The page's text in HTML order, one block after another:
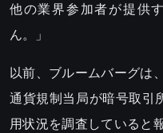
他の業界参加者が提供
ん。」
以前、ブルームバーグは
通貨規制当局が暗号取引
用状況を調査していると